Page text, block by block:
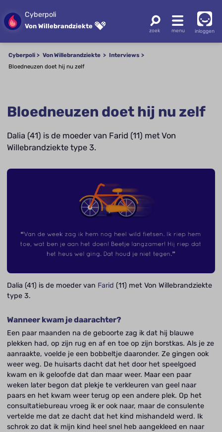
Cyberpoli
Von Willebrandziekte
inloggen
Cyberpoli Von Willebrandziekte
Interviews
Bloedneuzen doet hij nu zelf
Bloedneuzen doet hij nu zelf
Dalia (41) is de moeder van Farid (11) met Von
Willebrandziekte type 3.
Dalia (41) is de moeder van Farid (11) met Von Willebrandziekte
type 3.
Wanneer kwam je daarachter?
Een paar maanden na de geboorte zag ik dat hij blauwe
plekken had, op zijn rug en af en toe op zijn borstkas. Als je ze
aanraakte, voelde je een bobbeltje daaronder. Ze gingen ook
weer weg. De huisarts dacht dat het door het speelgoed
kwam en ik geloofde dat dan maar weer. Maar een paar
weken later begon dat plekje te verkleuren van geel naar
paars en het kwam weer terug op een andere plek. Op het
consultatiebureau vroeg ik er ook naar, maar de consulente
vertelde me dat ze dacht dat het kind mishandeld werd. Ik
schrok zo dat ik mijn kind heel snel heb aangekleed en naar